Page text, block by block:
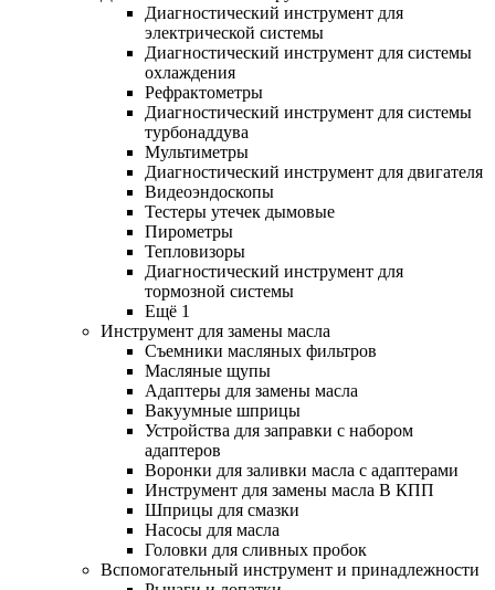
Диагностический инструмент для
электрической системы
Диагностический инструмент для системы
охлаждения
Рефрактометры
Диагностический инструмент для системы
турбонаддува
Мультиметры
Диагностический инструмент для двигателя
Видеоэндоскопы
Тестеры утечек дымовые
Пирометры
Тепловизоры
Диагностический инструмент для
тормозной системы
Ещё 1
Инструмент для замены масла
Съемники масляных фильтров
Масляные щупы
Адаптеры для замены масла
Вакуумные шприцы
Устройства для заправки с набором
адаптеров
Воронки для заливки масла с адаптерами
Инструмент для замены масла В КПП
Шприцы для смазки
Насосы для масла
Головки для сливных пробок
Вспомогательный инструмент и принадлежности